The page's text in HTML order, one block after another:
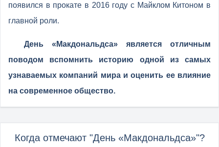
появился в прокате в 2016 году с Майклом Китоном в
главной роли.
День «Макдональдса» является отличным
поводом вспомнить историю одной из самых
узнаваемых компаний мира и оценить ее влияние
на современное общество.
Когда отмечают "День «Макдональдса»"?